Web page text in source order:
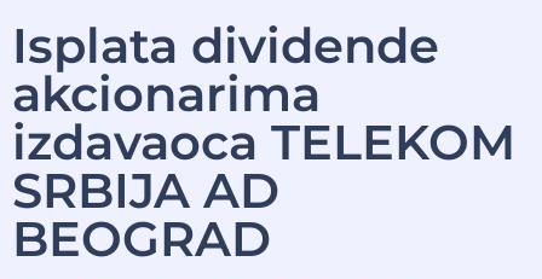
Isplata dividende
akcionarima
izdavaoca TELEKOM
SRBIJA AD
BEOGRAD